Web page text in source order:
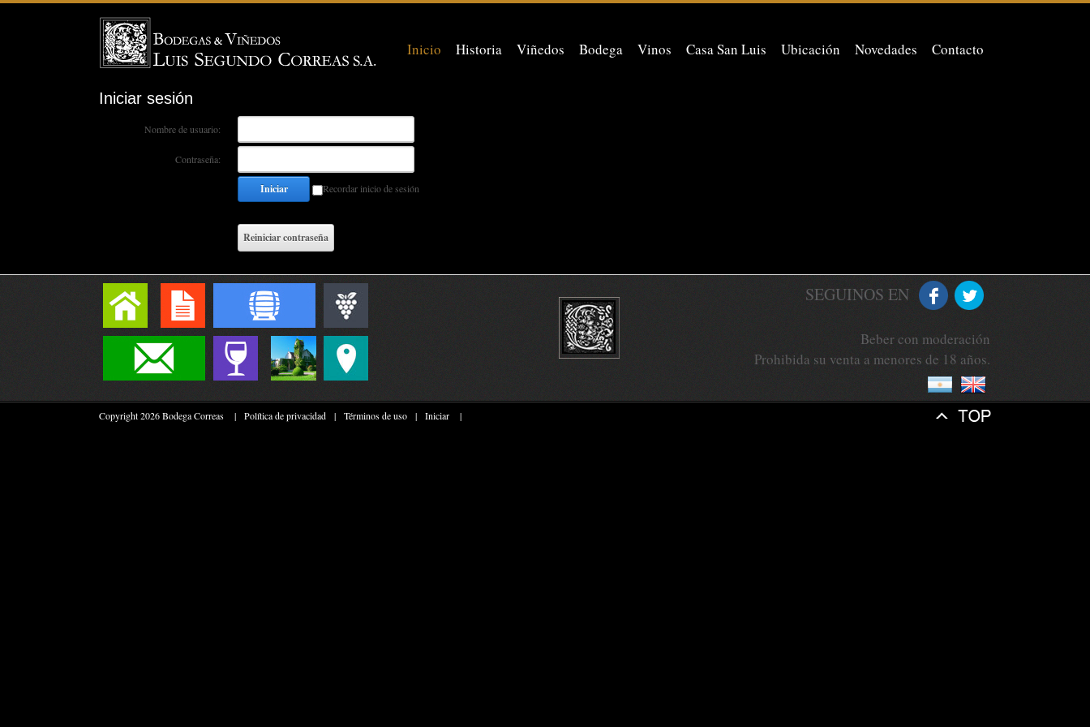
Inicio Historia Viñedos Bodega Vinos Casa San Luis Ubicación Novedades Contacto
Iniciar sesión
Nombre de usuario:
Contraseña:
Iniciar Recordar inicio de sesión
Reiniciar contraseña
SEGUINOS EN
Beber con moderación
Prohibida su venta a menores de 18 años.
Copyright 2026 Bodega Correas | Política de privacidad | Términos de uso | Iniciar |